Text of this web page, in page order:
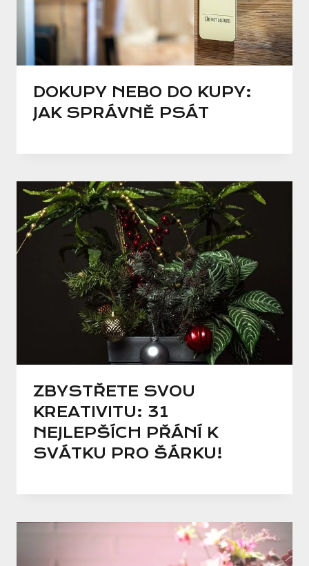
DOKUPY NEBO DO KUPY:
JAK SPRÁVNĚ PSÁT
ZBYSTŘETE SVOU
KREATIVITU: 31
NEJLEPŠÍCH PŘÁNÍ K
SVÁTKU PRO ŠÁRKU!